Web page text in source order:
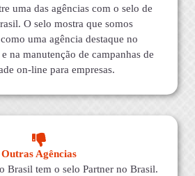
uma das agências com o selo de
O selo mostra que somos
uma agência destaque no
na manutenção de campanhas de
on-line para empresas.
Outras Agências
Brasil tem o selo Partner no Brasil.